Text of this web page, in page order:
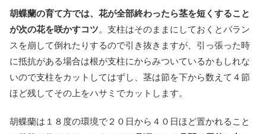
胡蝶蘭の育て方では、花が全部終わったら茎を短くすること
が次の花を咲かすコツ。支柱はそのままにしておくとバラン
スを崩して倒れたりするので引き抜きますが、引っ張った時
に抵抗がある場合は根が支柱にからみついているかもしれな
いので支柱をカットしてはずし、茎は節を下から数えて４節
ほど残してその上をハサミでカットします。
胡蝶蘭は１８度の環境で２０日から４０日ほど置かれること